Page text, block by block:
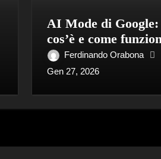
AI Mode di Google:
cos’è e come
Ferdinando Orabona
Gen 27, 2026